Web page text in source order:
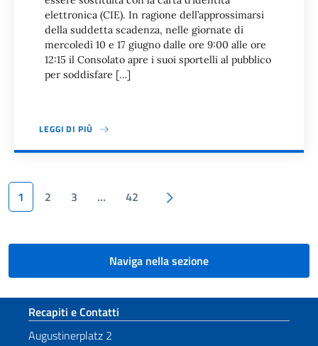
elettronica (CIE). In ragione dell’approssimarsi
della suddetta scadenza, nelle giornate di
mercoledì 10 e 17 giugno dalle ore 9:00 alle ore
12:15 il Consolato apre i suoi sportelli al pubblico
per soddisfare […]
LEGGI DI PIÙ
Paginazione
1 2 3 … 42
Naviga nella sezione
Sezione footer
Recapiti e Contatti
Augustinerplatz 2